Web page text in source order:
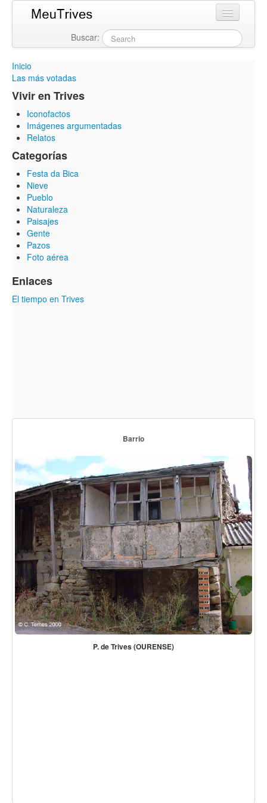
Buscar:
Inicio
Las más votadas
Vivir en Trives
Iconofactos
Imágenes argumentadas
Relatos
Categorías
Festa da Bica
Nieve
Pueblo
Naturaleza
Paisajes
Gente
Pazos
Foto aérea
Enlaces
El tiempo en Trives
Barrio
P. de Trives (OURENSE)